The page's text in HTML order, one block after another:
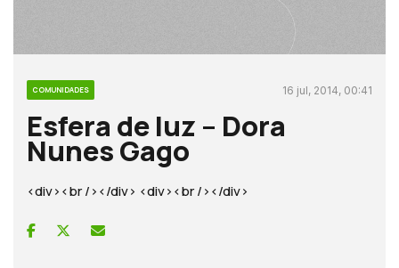
COMUNIDADES 16 jul, 2014, 00:41
Esfera de luz – Dora
Nunes Gago
<div><br /></div> <div><br /></div>